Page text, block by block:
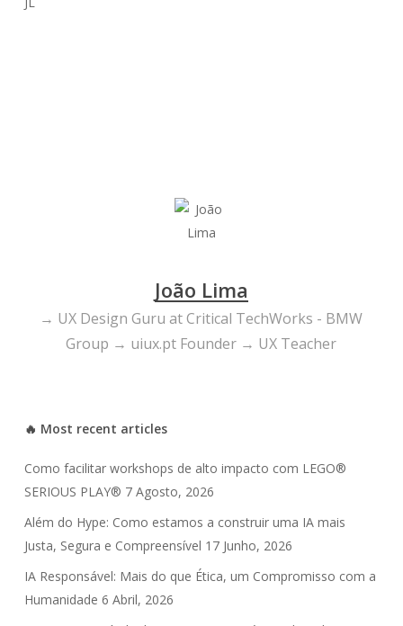
João Lima
→ UX Design Guru at Critical TechWorks - BMW
Group → uiux.pt Founder → UX Teacher
🔥 Most recent articles
Como facilitar workshops de alto impacto com LEGO®
SERIOUS PLAY® 7 Agosto, 2026
Além do Hype: Como estamos a construir uma IA mais
Justa, Segura e Compreensível 17 Junho, 2026
IA Responsável: Mais do que Ética, um Compromisso com a
Humanidade 6 Abril, 2026